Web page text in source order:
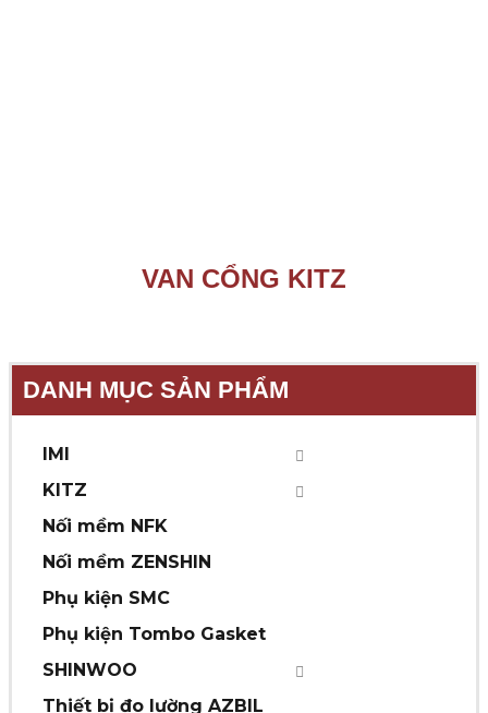
VAN CỔNG KITZ
DANH MỤC SẢN PHẨM
IMI
KITZ
Nối mềm NFK
Nối mềm ZENSHIN
Phụ kiện SMC
Phụ kiện Tombo Gasket
SHINWOO
Thiết bị đo lường AZBIL